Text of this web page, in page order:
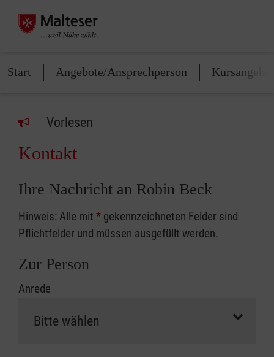
Start Angebote/Ansprechperson Kursangebot
Vorlesen
Kontakt
Ihre Nachricht an Robin Beck
Hinweis: Alle mit * gekennzeichneten Felder sind
Pflichtfelder und müssen ausgefüllt werden.
Zur Person
Anrede